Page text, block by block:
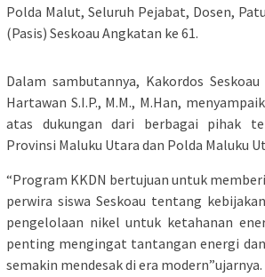
Polda Malut, Seluruh Pejabat, Dosen,
(Pasis) Seskoau Angkatan ke 61.
Dalam sambutannya, Kakordos
Hartawan S.I.P., M.M., M.Han,
atas dukungan dari berbagai pihak
Provinsi Maluku Utara dan Polda Maluku
“Program KKDN bertujuan untuk
perwira siswa Seskoau tentang
pengelolaan nikel untuk ketahanan
penting mengingat tantangan energi
semakin mendesak di era modern”ujarnya.